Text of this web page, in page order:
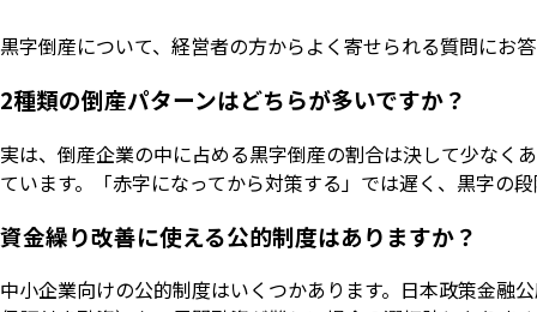
黒字倒産について、経営者の方からよく寄せられる質問にお
2種類の倒産パターンはどちらが多いですか？
実は、倒産企業の中に占める黒字倒産の割合は決して少なく
ています。「赤字になってから対策する」では遅く、黒字の
資金繰り改善に使える公的制度はありますか？
中小企業向けの公的制度はいくつかあります。日本政策金融